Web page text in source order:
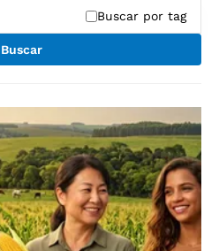
Buscar por tag
Buscar